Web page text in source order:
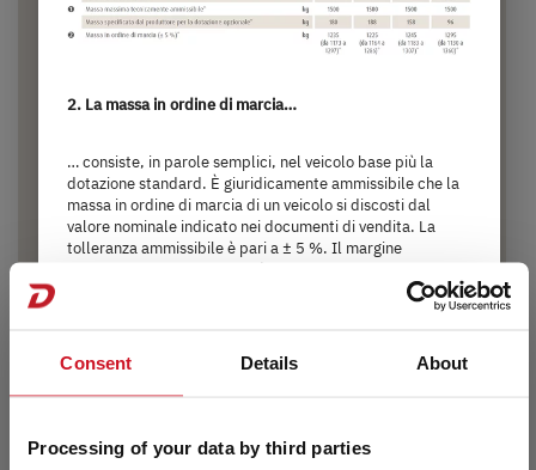
Consent Details About
Processing of your data by third parties
45.250,– € 3 persone
Posti letto
m
lunghezza
Massa massima tecnicamente
ammissibile
2. La massa in ordine di marcia…
… consiste, in parole semplici, nel veicolo base più la
dotazione standard. È giuridicamente ammissibile che la
massa in ordine di marcia di un veicolo si discosti dal
valore nominale indicato nei documenti di vendita. La
tolleranza ammissibile è pari a ± 5 %. Il margine
ammissibile in chilogrammi è indicato tra parentesi dopo
la massa in ordine di marcia. Per avere la massima
trasparenza sulle possibili divergenze di peso, Dethleffs
comunica al rivenditore il risultato della pesatura, che
delle tolleranze sulla massa utile minima e sulla massa